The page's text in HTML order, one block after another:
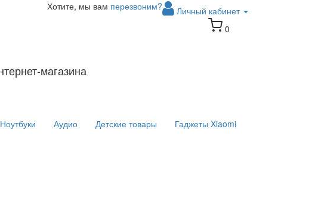
Личный кабинет
Хотите, мы вам перезвоним?
магазина
0
Ноутбуки Аудио Детские товары Гаджеты Xiaomi